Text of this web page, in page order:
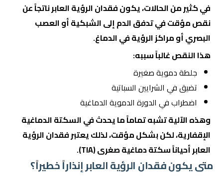
في كثير من الحالات، يكون فقدان الرؤية العابر ناتجاً عن
نقص مؤقت في تدفق الدم إلى الشبكية أو العصب
البصري أو مراكز الرؤية في الدماغ.
هذا النقص غالباً سببه:
جلطة دموية صغيرة
تضيق في الشرايين السباتية
اضطراب في الدورة الدموية الدماغية
وهذه الآلية تشبه تماماً ما يحدث في السكتة الدماغية
الإقفارية، لكن بشكل مؤقت، لذلك يعتبر فقدان الرؤية
العابر أحياناً سكتة دماغية صغرى (TIA).
متى يكون فقدان الرؤية العابر إنذاراً خطيراً؟